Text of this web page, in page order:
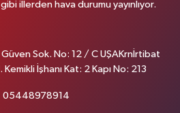
illerden hava durumu yayınlıyor.
Sok. No: 12 / C UŞAKrnİrtibat
İşhanı Kat: 2 Kapı No: 213
05448978914